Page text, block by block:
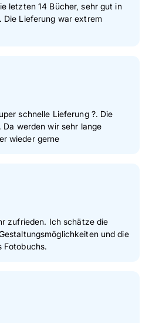
letzten 14 Bücher, sehr gut in
Die Lieferung war extrem
schnelle Lieferung ?. Die
Da werden wir sehr lange
wieder gerne
zufrieden. Ich schätze die
und die
Fotobuchs.